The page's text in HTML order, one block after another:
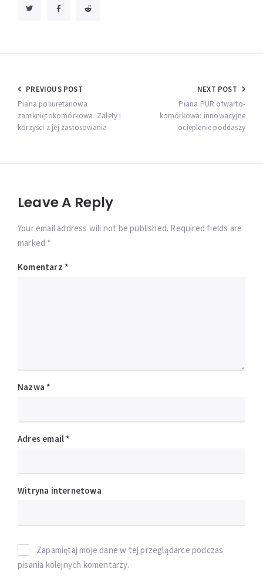
Nawigacja
wpisu
PREVIOUS POST
Piana poliuretanowa
zamkniętokomórkowa. Zalety i
korzyści z jej zastosowania
NEXT POST
Piana PUR otwarto-
komórkowa: innowacyjne
ocieplenie poddaszy
Leave A Reply
Your email address will not be published. Required fields are
marked *
Komentarz *
Nazwa *
Adres email *
Witryna internetowa
Zapamiętaj moje dane w tej przeglądarce podczas
pisania kolejnych komentarzy.